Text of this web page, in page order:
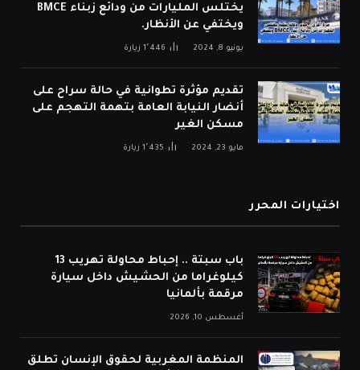
يختلس المليارات من ودائع زبناء BMCE
ويختفي عن الأنظار.
يونيو 8, 2024 1٬446 زيارة
تقديم مؤثرة تطوانية في حالة سراح على
أنضار النيابة العامة بتهمة التهجم على
مسكن الغير
مايو 23, 2024 1٬435 زيارة
اختيارات المحرر
باب سبتة .. إحباط محاولة تهريب 13
كيلوغراما من الحشيش داخل سيارة
مرقمة بألمانيا
أغسطس 10, 2026
المنظمة المغربية لحقوق الإنسان تطلق